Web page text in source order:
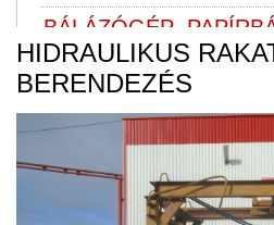
BÁLÁZÓGÉP
BÚTOR
CIMKÉZŐ,
CSAPÁGYAK
CSAPÁGYHÁZAK (1)
HIDRAULIKUS
BERENDEZÉS